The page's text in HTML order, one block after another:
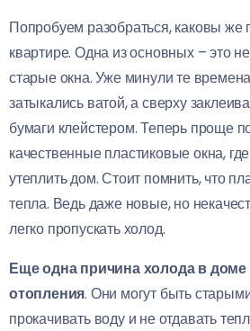
Попробуем разобраться, каковы же
квартире. Одна из основных – это
старые окна. Уже минули те
затыкались ватой, а сверху
бумаги клейстером. Теперь проще
качественные пластиковые окна,
утеплить дом. Стоит помнить, что
тепла. Ведь даже новые, но
легко пропускать холод.
Еще одна причина холода в
отопления. Они могут быть
прокачивать воду и не отдавать